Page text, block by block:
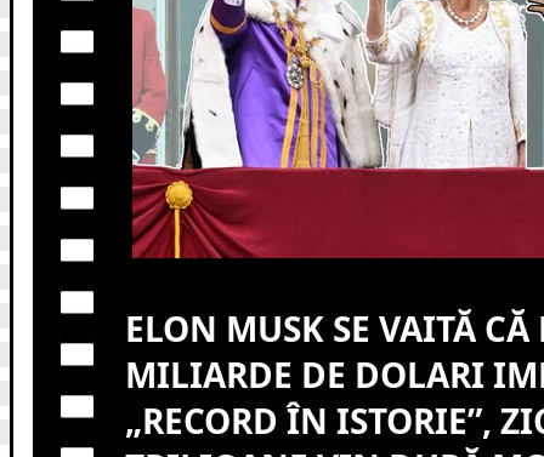
ELON MUSK SE VAITĂ CĂ
MILIARDE DE DOLARI
„RECORD ÎN ISTORIE”,